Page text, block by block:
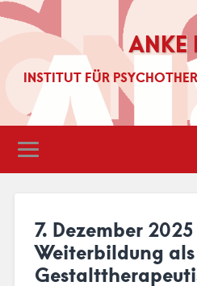
ANKE
INSTITUT FÜR
7. Dezember 2025
Weiterbildung als